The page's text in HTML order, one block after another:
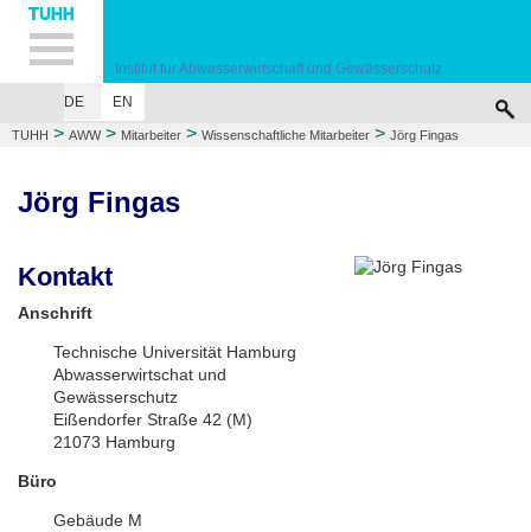
Hauptnavigation
Unternavigation
Inhalt
Suche
Institut für Abwasserwirtschaft und Gewässerschutz
DE
EN PUBLIKATIONEN
TUHH > AWW> Mitarbeiter > Wissenschaftliche Mitarbeiter > Jörg Fingas
Jörg Fingas
Kontakt
Anschrift
Technische Universität Hamburg
Abwasserwirtschat und
Gewässerschutz
Eißendorfer Straße 42 (M)
21073 Hamburg
Büro
Gebäude M